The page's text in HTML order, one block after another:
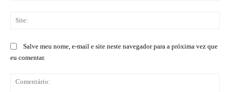
Salve meu nome, e-mail e site neste navegador para a próxima vez que
eu comentar.